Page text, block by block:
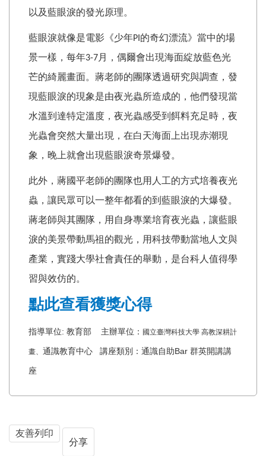
以及藍眼淚的發光原理。
藍眼淚就像是電影《少年PI的奇幻漂流》當中的場
景一樣，每年3-7月，偶爾會出現海面綻放藍色光
芒的綺麗畫面。蔣老師的團隊透過研究與調查，發
現藍眼淚的現象是由夜光蟲所造成的，他們發現當
水溫到達特定溫度，夜光蟲感受到餌料充足時，夜
光蟲會突然大量出現，在白天海面上出現赤潮現
象，晚上就會出現藍眼淚奇景爆發。
此外，蔣國平老師的團隊也用人工的方式培養夜光
蟲，讓民眾可以一整年都看的到藍眼淚的大爆發。
蔣老師與其團隊，用自身專業培育夜光蟲，讓藍眼
淚的美景帶動馬祖的觀光，用科技帶動當地人文與
產業，實踐大學社會責任的舉動，是台科人值得學
習與效仿的。
點此查看獲獎心得
指導單位: 教育部 主辦單位： 國立臺灣科技大學 高教深耕計
畫、 通識教育中心 講座類別：通識自助Bar 群英開講講
座
友善列印
分享